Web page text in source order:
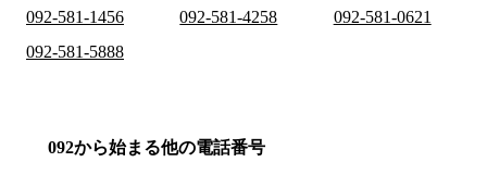
092-581-1456
092-581-4258
092-581-0621
092-581-5888
092から始まる他の電話番号